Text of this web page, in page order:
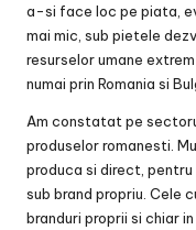
a-si face loc pe piata,
mai mic, sub pietele
resurselor umane
numai prin Romania si
Am constatat pe
produselor romanesti.
produca si direct,
sub brand propriu. Cele
branduri proprii si chiar